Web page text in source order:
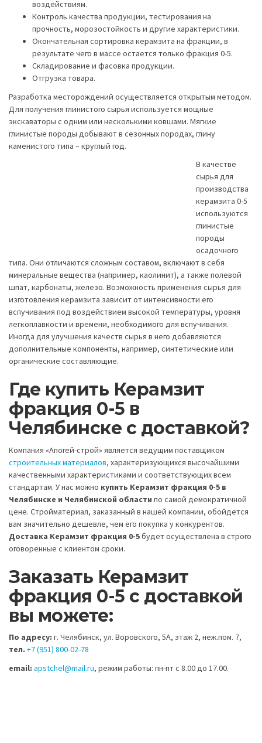
воздействиям.
Контроль качества продукции, тестирования на
прочность, морозостойкость и другие характеристики.
Окончательная сортировка керамзита на фракции, в
результате чего в массе остается только фракция 0-5.
Складирование и фасовка продукции.
Отгрузка товара.
Разработка месторождений осуществляется открытым методом.
Для получения глинистого сырья используется мощные
экскаваторы с одним или несколькими ковшами. Мягкие
глинистые породы добывают в сезонных породах, глину
каменистого типа – круглый год.
В качестве
сырья для
производства
керамзита 0-5
используются
глинистые
породы
осадочного
типа. Они отличаются сложным составом, включают в себя
минеральные вещества (например, каолинит), а также полевой
шпат, карбонаты, железо. Возможность применения сырья для
изготовления керамзита зависит от интенсивности его
вспучивания под воздействием высокой температуры, уровня
легкоплавкости и времени, необходимого для вспучивания.
Иногда для улучшения качеств сырья в него добавляются
дополнительные компоненты, например, синтетические или
органические составляющие.
Где купить Керамзит
фракция 0-5 в
Челябинске с доставкой?
Компания «Апогей-строй» является ведущим поставщиком
строительных материалов, характеризующихся высочайшими
качественными характеристиками и соответствующих всем
стандартам. У нас можно купить Керамзит фракция 0-5 в
Челябинске и Челябинской области по самой демократичной
цене. Стройматериал, заказанный в нашей компании, обойдется
вам значительно дешевле, чем его покупка у конкурентов.
Доставка Керамзит фракция 0-5будет осуществлена в строго
оговоренные с клиентом сроки.
Заказать Керамзит
фракция 0-5 с доставкой
вы можете:
По адресу: г. Челябинск, ул. Воровского, 5А, этаж 2, неж.пом. 7,
тел. +7 (951) 800-02-78
email: apstchel@mail.ru, режим работы: пн-пт с 8.00 до 17.00.